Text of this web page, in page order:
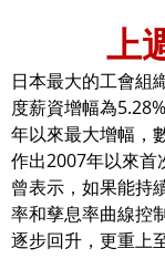
上
日本最大的工會組
度薪資增幅為
年以來最大增幅，
作出2007年以來首
曾表示，如果能持
率和孳息率曲線控
逐步回升，更重上